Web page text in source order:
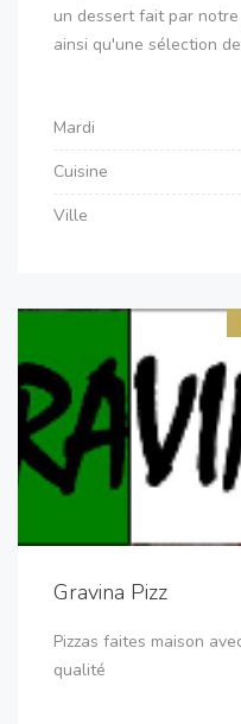
un dessert fait par
ainsi qu'une sélection
Mardi
Cuisine
Ville
Gravina Pizz
Pizzas faites maison
qualité